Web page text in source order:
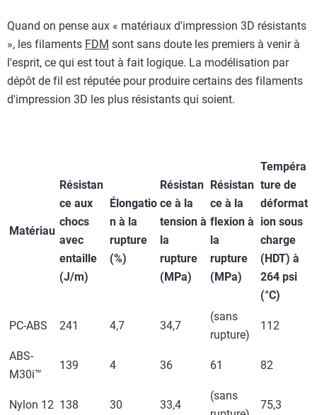
Quand on pense aux « matériaux d'impression 3D résistants
», les filaments FDM sont sans doute les premiers à venir à
l'esprit, ce qui est tout à fait logique. La modélisation par
dépôt de fil est réputée pour produire certains des filaments
d'impression 3D les plus résistants qui soient.
Matériau
Résistan
ce aux
chocs
avec
entaille
(J/m)
Élongatio
n à la
rupture
(%)
Résistan
ce à la
tension à
la
rupture
(MPa)
Résistan
ce à la
flexion à
la
rupture
(MPa)
Tempéra
ture de
déformat
ion sous
charge
(HDT) à
264 psi
(°C)
PC-ABS 241 4,7 34,7
(sans
rupture)
112
ABS-
M30i™
139 4 36 61 82
Nylon 12 138 30 33,4
(sans
75,3